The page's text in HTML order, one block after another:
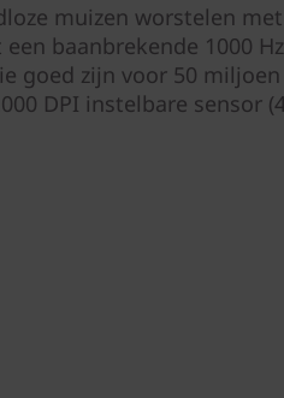
muizen worstelen
baanbrekende 1000
goed zijn voor 50
DPI instelbare sensor